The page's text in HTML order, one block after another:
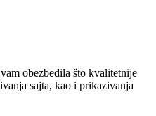
obezbedila što kvalitetnije
sajta, kao i prikazivanja